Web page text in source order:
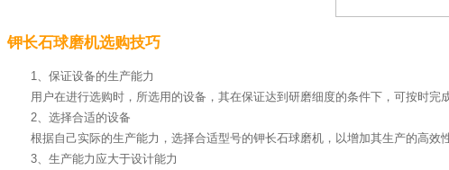
钾长石球磨机选购技巧
1、保证设备的生产能力
用户在进行选购时，所选用的设备，其在保证达到研磨细度的条件下，可按时完
2、选择合适的设备
根据自己实际的生产能力，选择合适型号的钾长石球磨机，以增加其生产的高效
3、生产能力应大于设计能力